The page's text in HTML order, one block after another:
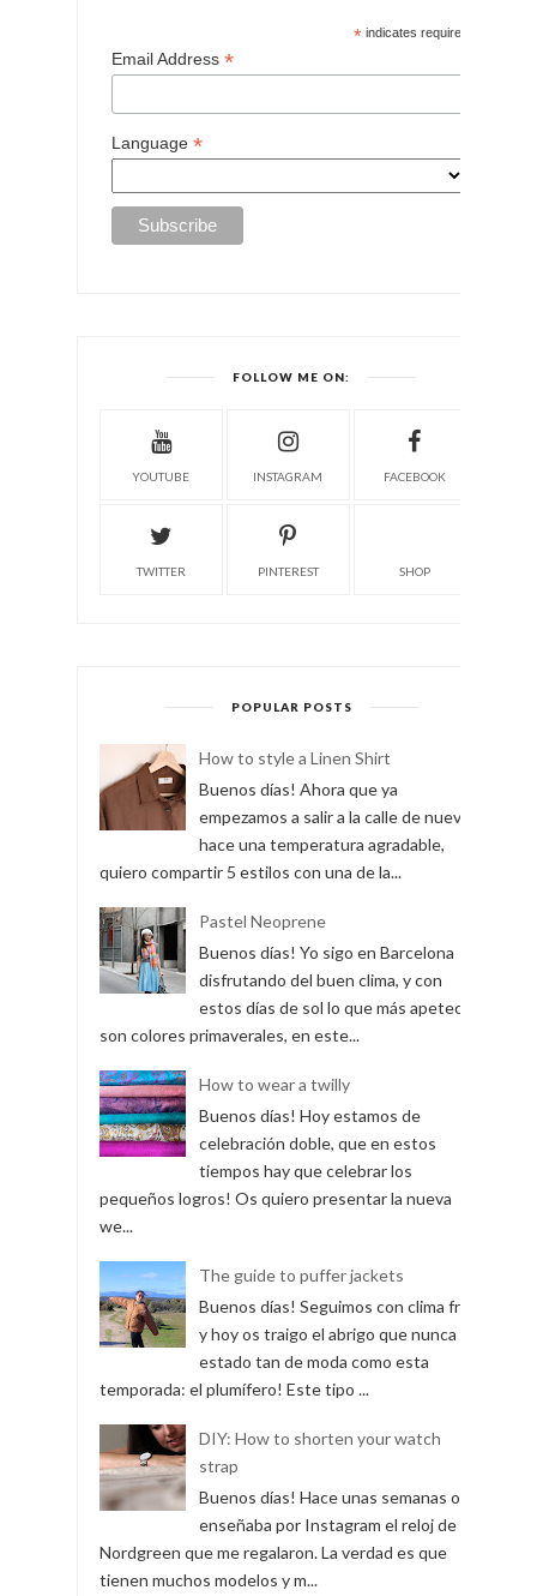
*indicates required
Email Address *
Language *
FOLLOW ME ON:
YOUTUBE INSTAGRAM FACEBOOK
TWITTER PINTEREST SHOP
POPULAR POSTS
How to style a Linen Shirt
Buenos días! Ahora que ya
empezamos a salir a la calle de nuevo y
hace una temperatura agradable,
quiero compartir 5 estilos con una de la...
Pastel Neoprene
Buenos días! Yo sigo en Barcelona
disfrutando del buen clima, y con
estos días de sol lo que más apetece
son colores primaverales, en este...
How to wear a twilly
Buenos días! Hoy estamos de
celebración doble, que en estos
tiempos hay que celebrar los
pequeños logros! Os quiero presentar la nueva
we...
The guide to puffer jackets
Buenos días! Seguimos con clima frío
y hoy os traigo el abrigo que nunca ha
estado tan de moda como esta
temporada: el plumífero! Este tipo ...
DIY: How to shorten your watch
strap
Buenos días! Hace unas semanas os
enseñaba por Instagram el reloj de
Nordgreen que me regalaron. La verdad es que
tienen muchos modelos y m...